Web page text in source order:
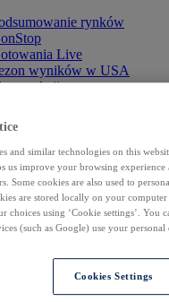
rynków
Live
wyników w USA
akcji
korporacyjne
Klientów
and similar technologies on this
us improve your browsing
Some cookies are also used to
are stored locally on your
choices using ‘Cookie settings’.
(such as Google) use your personal
Cookies Settings